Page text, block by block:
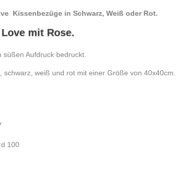
Kissenbezüge in Schwarz, Weiß oder Rot.
mit Rose.
Aufdruck bedruckt.
weiß und rot mit einer Größe von 40x40cm.
100